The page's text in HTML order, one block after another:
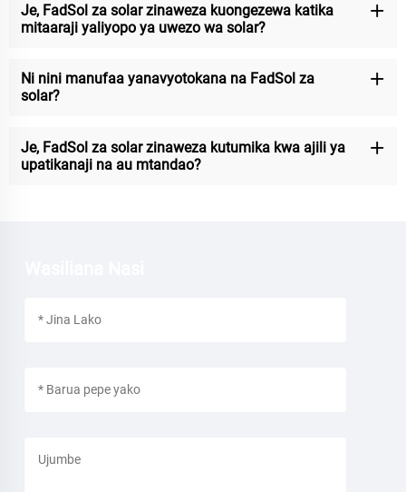
Je, FadSol za solar zinaweza kuongezewa katika
mitaaraji yaliyopo ya uwezo wa solar?
Ni nini manufaa yanavyotokana na FadSol za
solar?
Je, FadSol za solar zinaweza kutumika kwa ajili ya
upatikanaji na au mtandao?